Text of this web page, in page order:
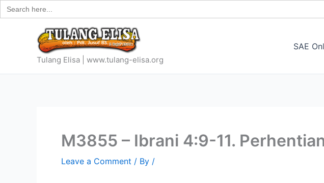
Search
for:
Skip
to
Tulang Elisa | www.tulang-elisa.org
SAE
M3855 – Ibrani 4:9-11.
Leave a Comment / By /